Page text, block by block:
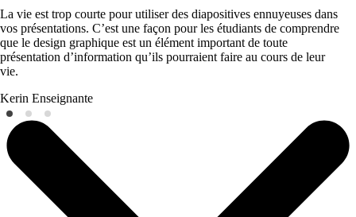
La vie est trop courte pour utiliser des diapositives ennuyeuses dans
vos présentations. C’est une façon pour les étudiants de comprendre
que le design graphique est un élément important de toute
présentation d’information qu’ils pourraient faire au cours de leur
vie.
Kerin Enseignante